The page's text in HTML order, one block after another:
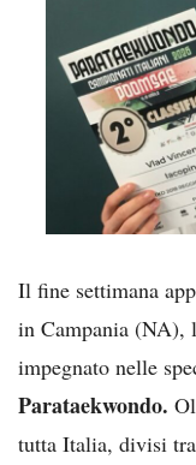
Il fine settimana
in Campania (NA),
impegnato nelle
Parataekwondo.
tutta Italia, divisi